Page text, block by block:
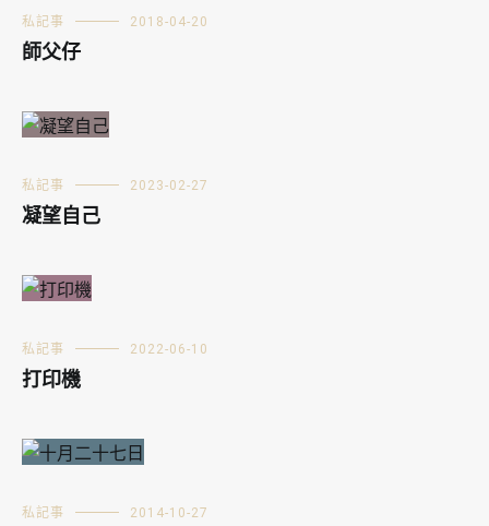
私記事 2018-04-20
師父仔
私記事 2023-02-27
凝望自己
私記事 2022-06-10
打印機
私記事 2014-10-27